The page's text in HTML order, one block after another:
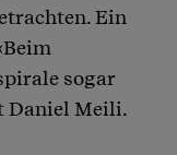
Ein
sogar
Daniel Meili.